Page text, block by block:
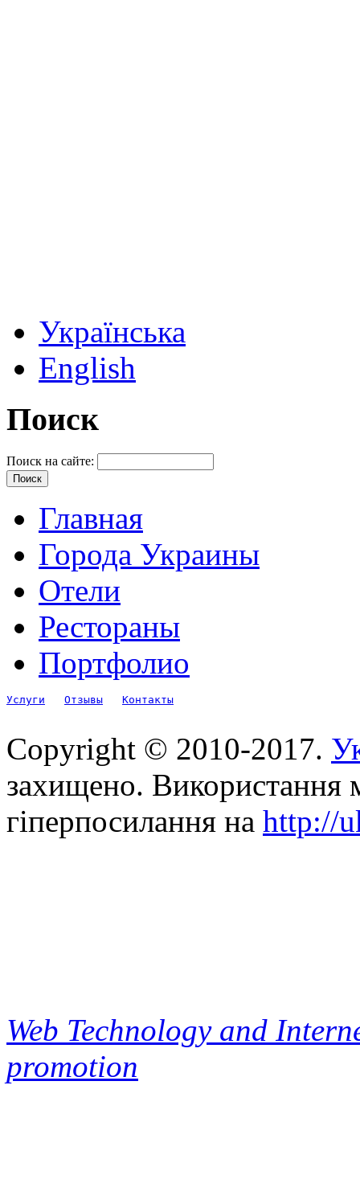
Українська
English
Поиск
Поиск на сайте:
Главная
Города Украины
Отели
Рестораны
Портфолио
Услуги Отзывы Контакты
Copyright © 2010-2017.
захищено. Використання
гіперпосилання на http://
Web Technology and
promotion